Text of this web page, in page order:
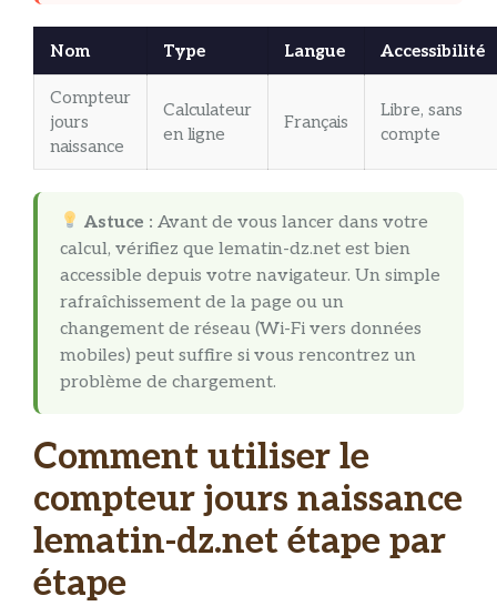
Nom Type Langue Accessibilité
Compteur
jours
naissance
Calculateur
en ligne
Français
Libre, sans
compte
Astuce : Avant de vous lancer dans votre
calcul, vérifiez que lematin-dz.net est bien
accessible depuis votre navigateur. Un simple
rafraîchissement de la page ou un
changement de réseau (Wi-Fi vers données
mobiles) peut suffire si vous rencontrez un
problème de chargement.
Comment utiliser le
compteur jours naissance
lematin-dz.net étape par
étape